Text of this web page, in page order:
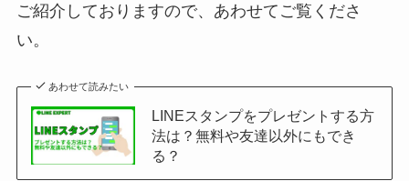
ご紹介しておりますので、あわせてご覧くださ
い。
あわせて読みたい
LINEスタンプをプレゼントする方
法は？無料や友達以外にもでき
る？